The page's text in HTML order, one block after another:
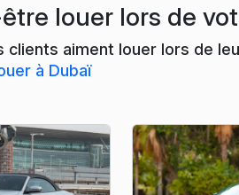
louer lors de
aiment louer lors de
à Dubaï